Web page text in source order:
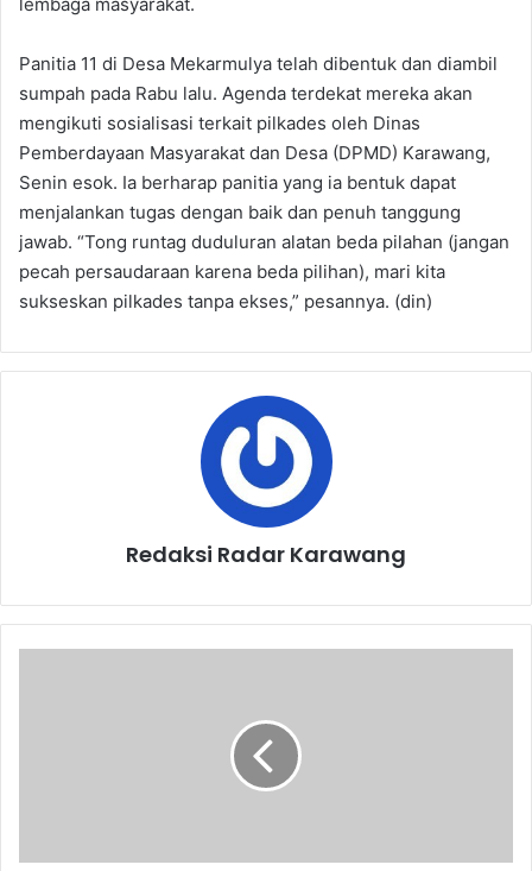
Panitia 11 di Desa Mekarmulya telah dibentuk dan diambil
sumpah pada Rabu lalu. Agenda terdekat mereka akan
mengikuti sosialisasi terkait pilkades oleh Dinas
Pemberdayaan Masyarakat dan Desa (DPMD) Karawang,
Senin esok. Ia berharap panitia yang ia bentuk dapat
menjalankan tugas dengan baik dan penuh tanggung
jawab. “Tong runtag duduluran alatan beda pilahan (jangan
pecah persaudaraan karena beda pilihan), mari kita
sukseskan pilkades tanpa ekses,” pesannya. (din)
Redaksi Radar Karawang